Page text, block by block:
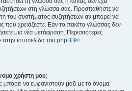
στη γλώσσα σας. Προσπαθήστε να
του συστήματος συζητήσεων αν μπορεί να
που χρειάζεστε. Εάν το πακέτο γλώσσας δεν
μια νέα μετάφραση. Περισσότερες
ιστοσελίδα του phpBB®.
χρήστη μου;
μπορεί να εμφανιστούν μαζί με το όνομα